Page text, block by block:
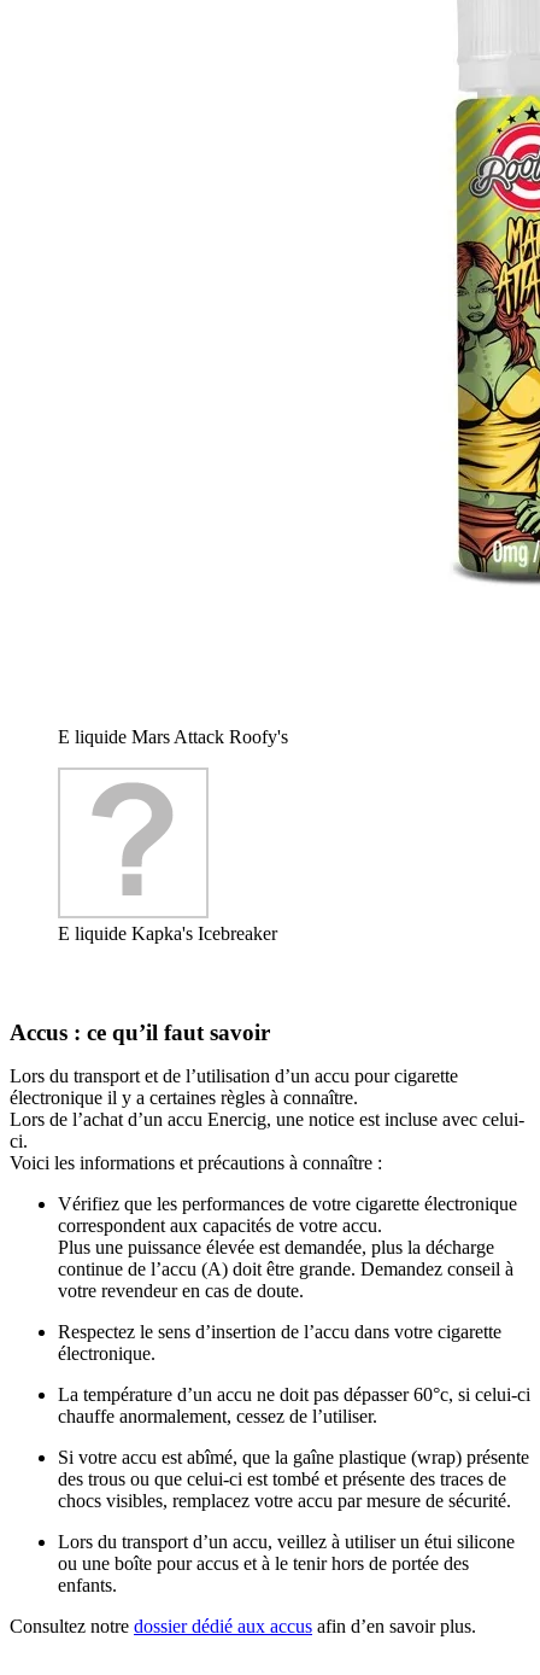
E liquide Mars Attack Roofy's
E liquide Kapka's Icebreaker
Accus : ce qu’il faut savoir
Lors du transport et de l’utilisation d’un accu pour cigarette
électronique il y a certaines règles à connaître.
Lors de l’achat d’un accu Enercig, une notice est incluse avec celui-
ci.
Voici les informations et précautions à connaître :
Vérifiez que les performances de votre cigarette électronique
correspondent aux capacités de votre accu.
Plus une puissance élevée est demandée, plus la décharge
continue de l’accu (A) doit être grande. Demandez conseil à
votre revendeur en cas de doute.
Respectez le sens d’insertion de l’accu dans votre cigarette
électronique.
La température d’un accu ne doit pas dépasser 60°c, si celui-ci
chauffe anormalement, cessez de l’utiliser.
Si votre accu est abîmé, que la gaîne plastique (wrap) présente
des trous ou que celui-ci est tombé et présente des traces de
chocs visibles, remplacez votre accu par mesure de sécurité.
Lors du transport d’un accu, veillez à utiliser un étui silicone
ou une boîte pour accus et à le tenir hors de portée des
enfants.
Consultez notre dossier dédié aux accus afin d’en savoir plus.